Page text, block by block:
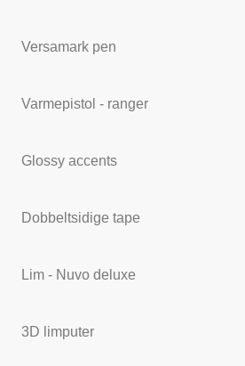
Versamark pen
Varmepistol - ranger
Glossy accents
Dobbeltsidige tape
Lim - Nuvo deluxe
3D limputer